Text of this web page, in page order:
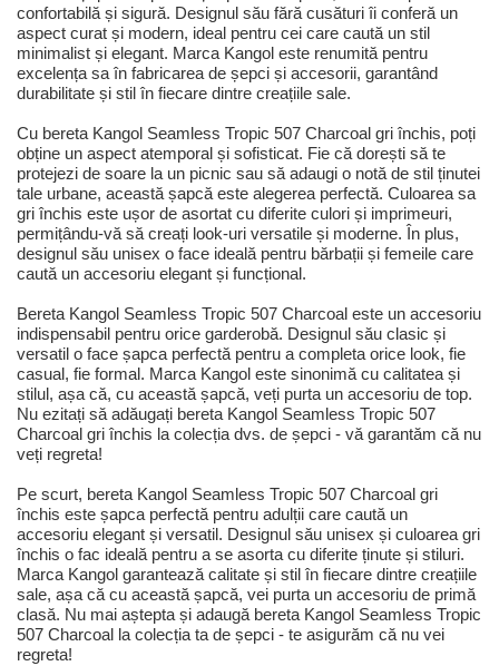
confortabilă și sigură. Designul său fără cusături îi conferă un
aspect curat și modern, ideal pentru cei care caută un stil
minimalist și elegant. Marca Kangol este renumită pentru
excelența sa în fabricarea de șepci și accesorii, garantând
durabilitate și stil în fiecare dintre creațiile sale.
Cu bereta Kangol Seamless Tropic 507 Charcoal gri închis, poți
obține un aspect atemporal și sofisticat. Fie că dorești să te
protejezi de soare la un picnic sau să adaugi o notă de stil ținutei
tale urbane, această șapcă este alegerea perfectă. Culoarea sa
gri închis este ușor de asortat cu diferite culori și imprimeuri,
permițându-vă să creați look-uri versatile și moderne. În plus,
designul său unisex o face ideală pentru bărbații și femeile care
caută un accesoriu elegant și funcțional.
Bereta Kangol Seamless Tropic 507 Charcoal este un accesoriu
indispensabil pentru orice garderobă. Designul său clasic și
versatil o face șapca perfectă pentru a completa orice look, fie
casual, fie formal. Marca Kangol este sinonimă cu calitatea și
stilul, așa că, cu această șapcă, veți purta un accesoriu de top.
Nu ezitați să adăugați bereta Kangol Seamless Tropic 507
Charcoal gri închis la colecția dvs. de șepci - vă garantăm că nu
veți regreta!
Pe scurt, bereta Kangol Seamless Tropic 507 Charcoal gri
închis este șapca perfectă pentru adulții care caută un
accesoriu elegant și versatil. Designul său unisex și culoarea gri
închis o fac ideală pentru a se asorta cu diferite ținute și stiluri.
Marca Kangol garantează calitate și stil în fiecare dintre creațiile
sale, așa că cu această șapcă, vei purta un accesoriu de primă
clasă. Nu mai aștepta și adaugă bereta Kangol Seamless Tropic
507 Charcoal la colecția ta de șepci - te asigurăm că nu vei
regreta!